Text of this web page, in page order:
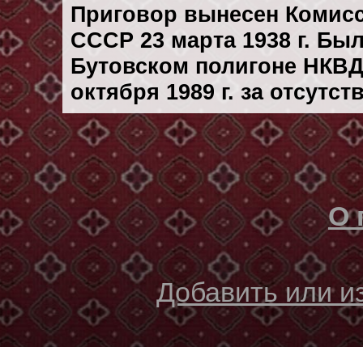
Приговор вынесен
СССР 23 марта 1938 г.
Бутовском полигоне
октября 1989 г. за
О
Добавить или